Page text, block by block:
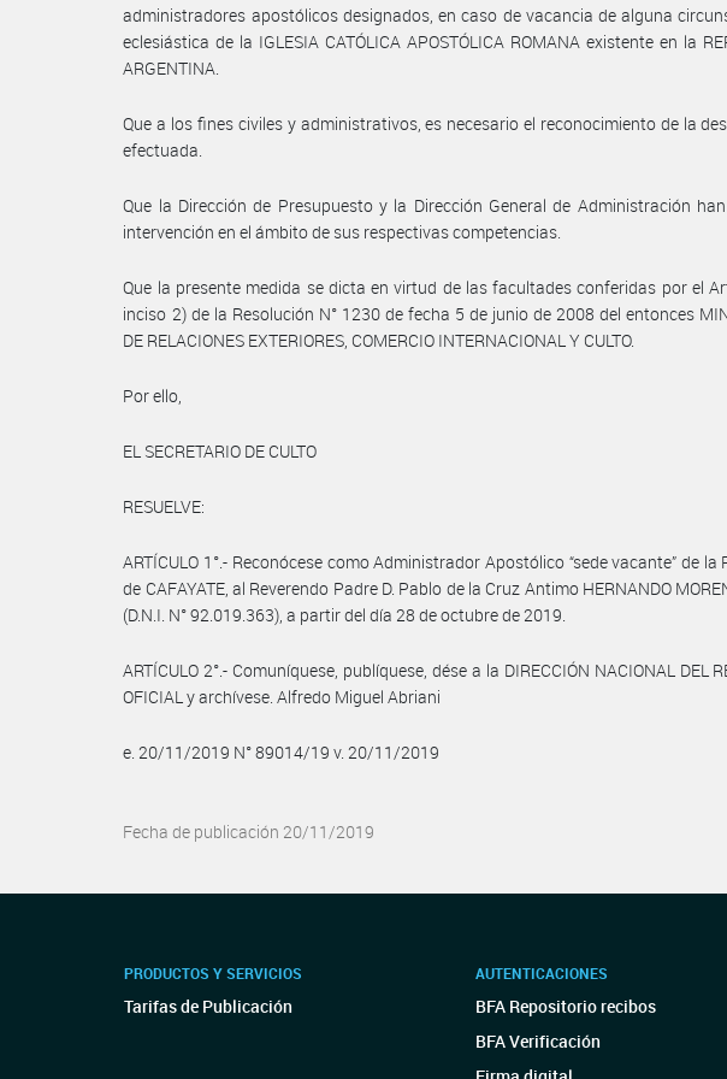
administradores apostólicos designados, en caso de vacancia de alguna
eclesiástica de la IGLESIA CATÓLICA APOSTÓLICA ROMANA existente en la
ARGENTINA.
Que a los fines civiles y administrativos, es necesario el reconocimiento de la
efectuada.
Que la Dirección de Presupuesto y la Dirección General de Administración
intervención en el ámbito de sus respectivas competencias.
Que la presente medida se dicta en virtud de las facultades conferidas por el
inciso 2) de la Resolución N° 1230 de fecha 5 de junio de 2008 del entonces
DE RELACIONES EXTERIORES, COMERCIO INTERNACIONAL Y CULTO.
Por ello,
EL SECRETARIO DE CULTO
RESUELVE:
ARTÍCULO 1°.- Reconócese como Administrador Apostólico “sede vacante” de la
de CAFAYATE, al Reverendo Padre D. Pablo de la Cruz Antimo HERNANDO
(D.N.I. N° 92.019.363), a partir del día 28 de octubre de 2019.
ARTÍCULO 2°.- Comuníquese, publíquese, dése a la DIRECCIÓN NACIONAL DEL
OFICIAL y archívese. Alfredo Miguel Abriani
e. 20/11/2019 N° 89014/19 v. 20/11/2019
Fecha de publicación 20/11/2019
PRODUCTOS Y SERVICIOS
Tarifas de Publicación
AUTENTICACIONES
BFA Repositorio recibos
BFA Verificación